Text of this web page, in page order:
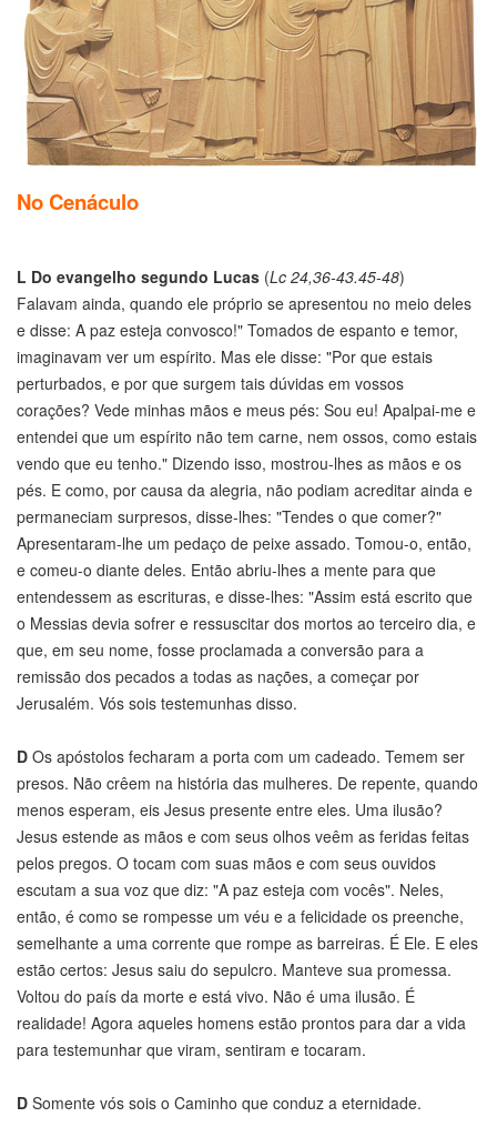
No Cenáculo
L Do evangelho segundo Lucas (Lc 24,36-43.45-48)
Falavam ainda, quando ele próprio se apresentou no meio deles
e disse: A paz esteja convosco!" Tomados de espanto e temor,
imaginavam ver um espírito. Mas ele disse: "Por que estais
perturbados, e por que surgem tais dúvidas em vossos
corações? Vede minhas mãos e meus pés: Sou eu! Apalpai-me e
entendei que um espírito não tem carne, nem ossos, como estais
vendo que eu tenho." Dizendo isso, mostrou-lhes as mãos e os
pés. E como, por causa da alegria, não podiam acreditar ainda e
permaneciam surpresos, disse-lhes: "Tendes o que comer?"
Apresentaram-lhe um pedaço de peixe assado. Tomou-o, então,
e comeu-o diante deles. Então abriu-lhes a mente para que
entendessem as escrituras, e disse-lhes: "Assim está escrito que
o Messias devia sofrer e ressuscitar dos mortos ao terceiro dia, e
que, em seu nome, fosse proclamada a conversão para a
remissão dos pecados a todas as nações, a começar por
Jerusalém. Vós sois testemunhas disso.
D Os apóstolos fecharam a porta com um cadeado. Temem ser
presos. Não crêem na história das mulheres. De repente, quando
menos esperam, eis Jesus presente entre eles. Uma ilusão?
Jesus estende as mãos e com seus olhos veêm as feridas feitas
pelos pregos. O tocam com suas mãos e com seus ouvidos
escutam a sua voz que diz: "A paz esteja com vocês". Neles,
então, é como se rompesse um véu e a felicidade os preenche,
semelhante a uma corrente que rompe as barreiras. É Ele. E eles
estão certos: Jesus saiu do sepulcro. Manteve sua promessa.
Voltou do país da morte e está vivo. Não é uma ilusão. É
realidade! Agora aqueles homens estão prontos para dar a vida
para testemunhar que viram, sentiram e tocaram.
D Somente vós sois o Caminho que conduz a eternidade.